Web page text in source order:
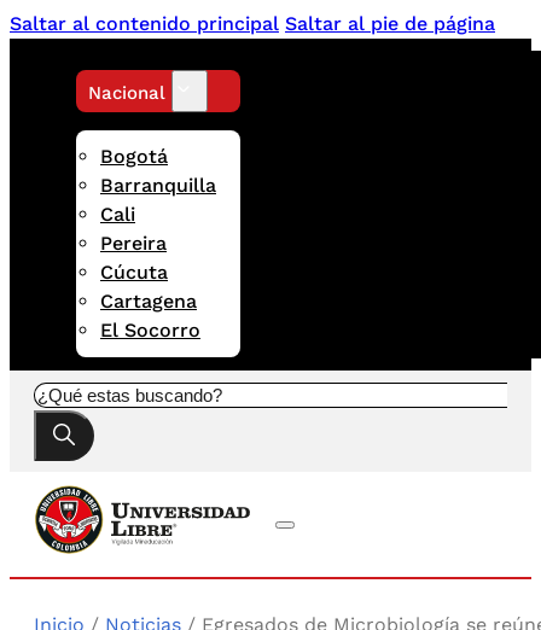
Saltar al contenido principal Saltar al pie de página
Nacional
Bogotá
Barranquilla
Cali
Pereira
Cúcuta
Cartagena
El Socorro
Buscar
Inicio / Noticias / Egresados de Microbiología se